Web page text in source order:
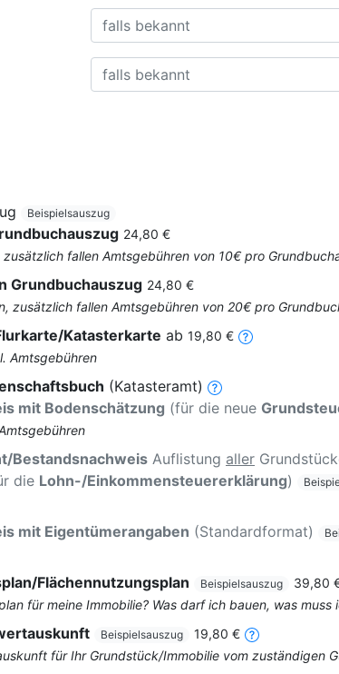
Beispielsauszug
24,80 €
fallen Amtsgebühren von 10€ pro
Grundbuchauszug 24,80 €
zusätzlich fallen Amtsgebühren von 20€ pro
Katasterkarte ab 19,80 €
Amtsgebühren
(Katasteramt)
mit Bodenschätzung (für die neue
Bestandsnachweis Auflistung aller
die Lohn-/Einkommensteuererklärung)
mit Eigentümerangaben (Standardformat)
Flächennutzungsplan Beispielsauszug
39,80
für meine Immobilie? Was darf ich bauen, was muss
Beispielsauszug
19,80 €
für Ihr Grundstück/Immobilie vom zuständigen